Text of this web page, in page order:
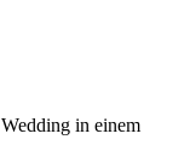
in einem